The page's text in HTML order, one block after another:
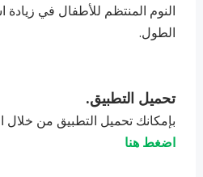
النوم المنتظم للأطفال في
الطول.
تحميل التطبيق.
بإمكانك تحميل التطبيق من خلال
اضغط هنا